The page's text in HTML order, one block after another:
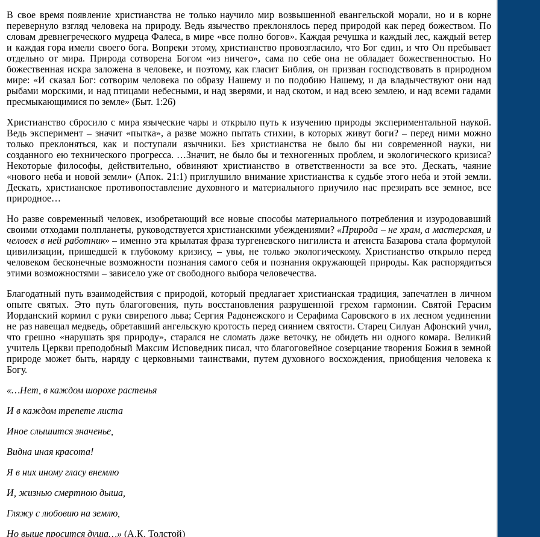
В свое время появление христианства не только научило мир возвышенной евангельской морали, но и в корне
перевернуло взгляд человека на природу. Ведь язычество преклонялось перед природой как перед божеством. По
словам древнегреческого мудреца Фалеса, в мире «все полно богов». Каждая речушка и каждый лес, каждый ветер
и каждая гора имели своего бога. Вопреки этому, христианство провозгласило, что Бог един, и что Он пребывает
отдельно от мира. Природа сотворена Богом «из ничего», сама по себе она не обладает божественностью. Но
божественная искра заложена в человеке, и поэтому, как гласит Библия, он призван господствовать в природном
мире: «И сказал Бог: сотворим человека по образу Нашему и по подобию Нашему, и да владычествуют они над
рыбами морскими, и над птицами небесными, и над зверями, и над скотом, и над всею землею, и над всеми гадами
пресмыкающимися по земле» (Быт. 1:26)
Христианство сбросило с мира языческие чары и открыло путь к изучению природы экспериментальной наукой.
Ведь эксперимент – значит «пытка», а разве можно пытать стихии, в которых живут боги? – перед ними можно
только преклоняться, как и поступали язычники. Без христианства не было бы ни современной науки, ни
созданного ею технического прогресса. …Значит, не было бы и техногенных проблем, и экологического кризиса?
Некоторые философы, действительно, обвиняют христианство в ответственности за все это. Дескать, чаяние
«нового неба и новой земли» (Апок. 21:1) приглушило внимание христианства к судьбе этого неба и этой земли.
Дескать, христианское противопоставление духовного и материального приучило нас презирать все земное, все
природное…
Но разве современный человек, изобретающий все новые способы материального потребления и изуродовавший
своими отходами полпланеты, руководствуется христианскими убеждениями? «Природа – не храм, а мастерская, и
человек в ней работник» – именно эта крылатая фраза тургеневского нигилиста и атеиста Базарова стала формулой
цивилизации, пришедшей к глубокому кризису, – увы, не только экологическому. Христианство открыло перед
человеком бесконечные возможности познания самого себя и познания окружающей природы. Как распорядиться
этими возможностями – зависело уже от свободного выбора человечества.
Благодатный путь взаимодействия с природой, который предлагает христианская традиция, запечатлен в личном
опыте святых. Это путь благоговения, путь восстановления разрушенной грехом гармонии. Святой Герасим
Иорданский кормил с руки свирепого льва; Сергия Радонежского и Серафима Саровского в их лесном уединении
не раз навещал медведь, обретавший ангельскую кротость перед сиянием святости. Старец Силуан Афонский учил,
что грешно «нарушать зря природу», старался не сломать даже веточку, не обидеть ни одного комара. Великий
учитель Церкви преподобный Максим Исповедник писал, что благоговейное созерцание творения Божия в земной
природе может быть, наряду с церковными таинствами, путем духовного восхождения, приобщения человека к
Богу.
«…Нет, в каждом шорохе растенья
И в каждом трепете листа
Иное слышится значенье,
Видна иная красота!
Я в них иному гласу внемлю
И, жизнью смертною дыша,
Гляжу с любовию на землю,
Но выше просится душа…» (А.К. Толстой)